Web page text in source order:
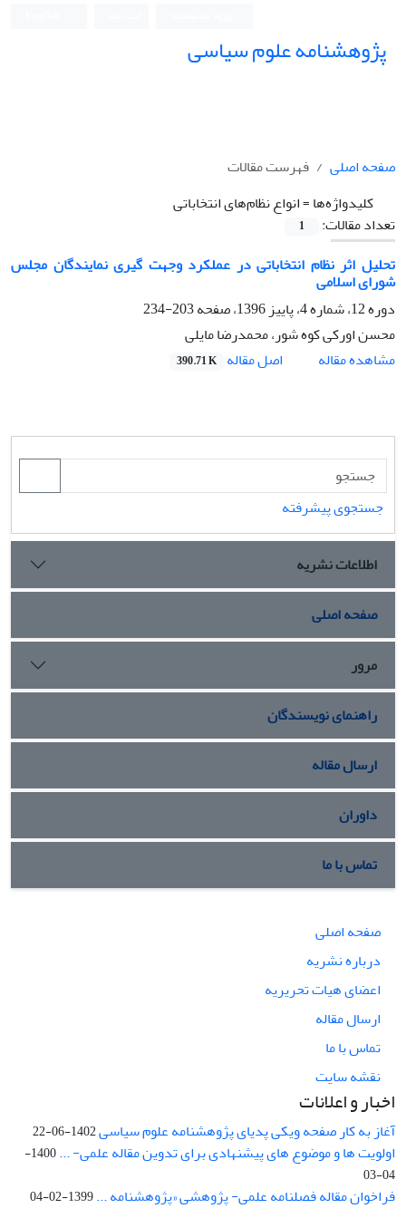
پژوهشنامه علوم سیاسی
صفحه اصلی
فهرست مقالات
کلیدواژه‌ها =انواع نظام‌های انتخاباتی
تعداد مقالات:
1
تحلیل اثر نظام انتخاباتی در عملکرد وجهت گیری نمایندگان مجلس
شورای اسلامی
دوره 12، شماره 4، پاییز 1396، صفحه
203-234
محسن اورکی کوه شور، محمدرضا مایلی
مشاهده مقاله
اصل مقاله 390.71 K
جستجوی پیشرفته
اطلاعات نشریه
صفحه اصلی
مرور
راهنمای نویسندگان
ارسال مقاله
داوران
تماس با ما
صفحه اصلی
درباره نشریه
اعضای هیات تحریریه
ارسال مقاله
تماس با ما
نقشه سایت
اخبار و اعلانات
آغاز به کار صفحه ویکی پدیای پژوهشنامه علوم سیاسی1402-06-22
اولویت ها و موضوع های پیشنهادی برای تدوین مقاله علمی- ...
1400-
04-03
فراخوان مقاله فصلنامه علمی- پژوهشی «پژوهشنامه ...1399-02-04